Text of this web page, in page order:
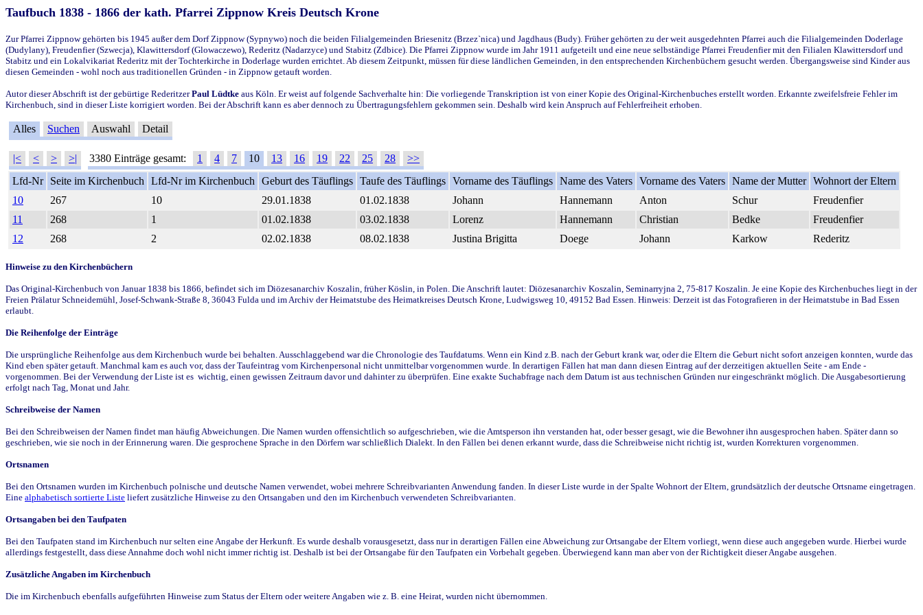
Taufbuch 1838 - 1866 der kath. Pfarrei Zippnow Kreis Deutsch Krone
Zur Pfarrei Zippnow gehörten bis 1945 außer dem Dorf Zippnow (Sypnywo) noch die beiden Filialgemeinden Briesenitz (Brzez`nica) und Jagdhaus (Budy). Früher gehörten zu der weit ausgedehnten Pfarrei auch die Filialgemeinden Doderlage
(Dudylany), Freudenfier (Szwecja), Klawittersdorf (Glowaczewo), Rederitz (Nadarzyce) und Stabitz (Zdbice). Die Pfarrei Zippnow wurde im Jahr 1911 aufgeteilt und eine neue selbständige Pfarrei Freudenfier mit den Filialen Klawittersdorf und
Stabitz und ein Lokalvikariat Rederitz mit der Tochterkirche in Doderlage wurden errichtet. Ab diesem Zeitpunkt, müssen für diese ländlichen Gemeinden, in den entsprechenden Kirchenbüchern gesucht werden. Übergangsweise sind Kinder aus
diesen Gemeinden - wohl noch aus traditionellen Gründen - in Zippnow getauft worden.
Autor dieser Abschrift ist der gebürtige RederitzerPaul Lüdtke aus Köln. Er weist auf folgende Sachverhalte hin: Die vorliegende Transkription ist von einer Kopie des Original-Kirchenbuches erstellt worden. Erkannte zweifelsfreie Fehler im
Kirchenbuch, sind in dieser Liste korrigiert worden. Bei der Abschrift kann es aber dennoch zu Übertragungsfehlern gekommen sein. Deshalb wird kein Anspruch auf Fehlerfreiheit erhoben.
Alles Suchen Auswahl Detail
|< < > >| 3380 Einträge gesamt: 1 4 7 10 13 16 19 22 25 28
>>
Lfd-Nr
Seite im Kirchenbuch Lfd-Nr im Kirchenbuch Geburt des Täuflings Taufe des Täuflings Vorname des Täuflings Name des Vaters Vorname des Vaters Name der Mutter Wohnort der Eltern
10
267 10 29.01.1838 01.02.1838 Johann Hannemann Anton Schur
Freudenfier
11
268 1 01.02.1838 03.02.1838 Lorenz Hannemann Christian Bedke
Freudenfier
12
268 2 02.02.1838 08.02.1838 Justina Brigitta Doege Johann Karkow Rederitz
Hinweise zu den Kirchenbüchern
Das Original-Kirchenbuch von Januar 1838 bis 1866, befindet sich im Diözesanarchiv Koszalin, früher Köslin, in Polen. Die Anschrift lautet: Diözesanarchiv Koszalin, Seminarryjna 2, 75-817 Koszalin. Je eine Kopie des Kirchenbuches liegt in der
Freien Prälatur Schneidemühl, Josef-Schwank-Straße 8, 36043 Fulda und im Archiv der Heimatstube des Heimatkreises Deutsch Krone, Ludwigsweg 10, 49152 Bad Essen. Hinweis: Derzeit ist das Fotografieren in der Heimatstube in Bad Essen
erlaubt.
Die Reihenfolge der Einträge
Die ursprüngliche Reihenfolge aus dem Kirchenbuch wurde bei behalten. Ausschlaggebend war die Chronologie des Taufdatums. Wenn ein Kind z.B. nach der Geburt krank war, oder die Eltern die Geburt nicht sofort anzeigen konnten, wurde das
Kind eben später getauft. Manchmal kam es auch vor, dass der Taufeintrag vom Kirchenpersonal nicht unmittelbar vorgenommen wurde. In derartigen Fällen hat man dann diesen Eintrag auf der derzeitigen aktuellen Seite - am Ende -
vorgenommen. Bei der Verwendung der Liste ist es wichtig, einen gewissen Zeitraum davor und dahinter zu überprüfen. Eine exakte Suchabfrage nach dem Datum ist aus technischen Gründen nur eingeschränkt möglich. Die Ausgabesortierung
erfolgt nach Tag, Monat und Jahr.
Schreibweise der Namen
Bei den Schreibweisen der Namen findet man häufig Abweichungen. Die Namen wurden offensichtlich so aufgeschrieben, wie die Amtsperson ihn verstanden hat, oder besser gesagt, wie die Bewohner ihn ausgesprochen haben. Später dann so
geschrieben, wie sie noch in der Erinnerung waren. Die gesprochene Sprache in den Dörfern war schließlich Dialekt. In den Fällen bei denen erkannt wurde, dass die Schreibweise nicht richtig ist, wurden Korrekturen vorgenommen.
Ortsnamen
Bei den Ortsnamen wurden im Kirchenbuch polnische und deutsche Namen verwendet, wobei mehrere Schreibvarianten Anwendung fanden. In dieser Liste wurde in der Spalte Wohnort der Eltern, grundsätzlich der deutsche Ortsname eingetragen.
Eine alphabetisch sortierte Liste liefert zusätzliche Hinweise zu den Ortsangaben und den im Kirchenbuch verwendeten Schreibvarianten.
Ortsangaben bei den Taufpaten
Bei den Taufpaten stand im Kirchenbuch nur selten eine Angabe der Herkunft. Es wurde deshalb vorausgesetzt, dass nur in derartigen Fällen eine Abweichung zur Ortsangabe der Eltern vorliegt, wenn diese auch angegeben wurde. Hierbei wurde
allerdings festgestellt, dass diese Annahme doch wohl nicht immer richtig ist. Deshalb ist bei der Ortsangabe für den Taufpaten ein Vorbehalt gegeben. Überwiegend kann man aber von der Richtigkeit dieser Angabe ausgehen.
Zusätzliche Angaben im Kirchenbuch
Die im Kirchenbuch ebenfalls aufgeführten Hinweise zum Status der Eltern oder weitere Angaben wie z. B. eine Heirat, wurden nicht übernommen.